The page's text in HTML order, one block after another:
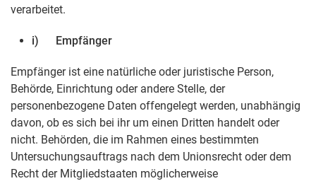
verarbeitet.
i) Empfänger
Empfänger ist eine natürliche oder juristische Person,
Behörde, Einrichtung oder andere Stelle, der
personenbezogene Daten offengelegt werden, unabhängig
davon, ob es sich bei ihr um einen Dritten handelt oder
nicht. Behörden, die im Rahmen eines bestimmten
Untersuchungsauftrags nach dem Unionsrecht oder dem
Recht der Mitgliedstaaten möglicherweise